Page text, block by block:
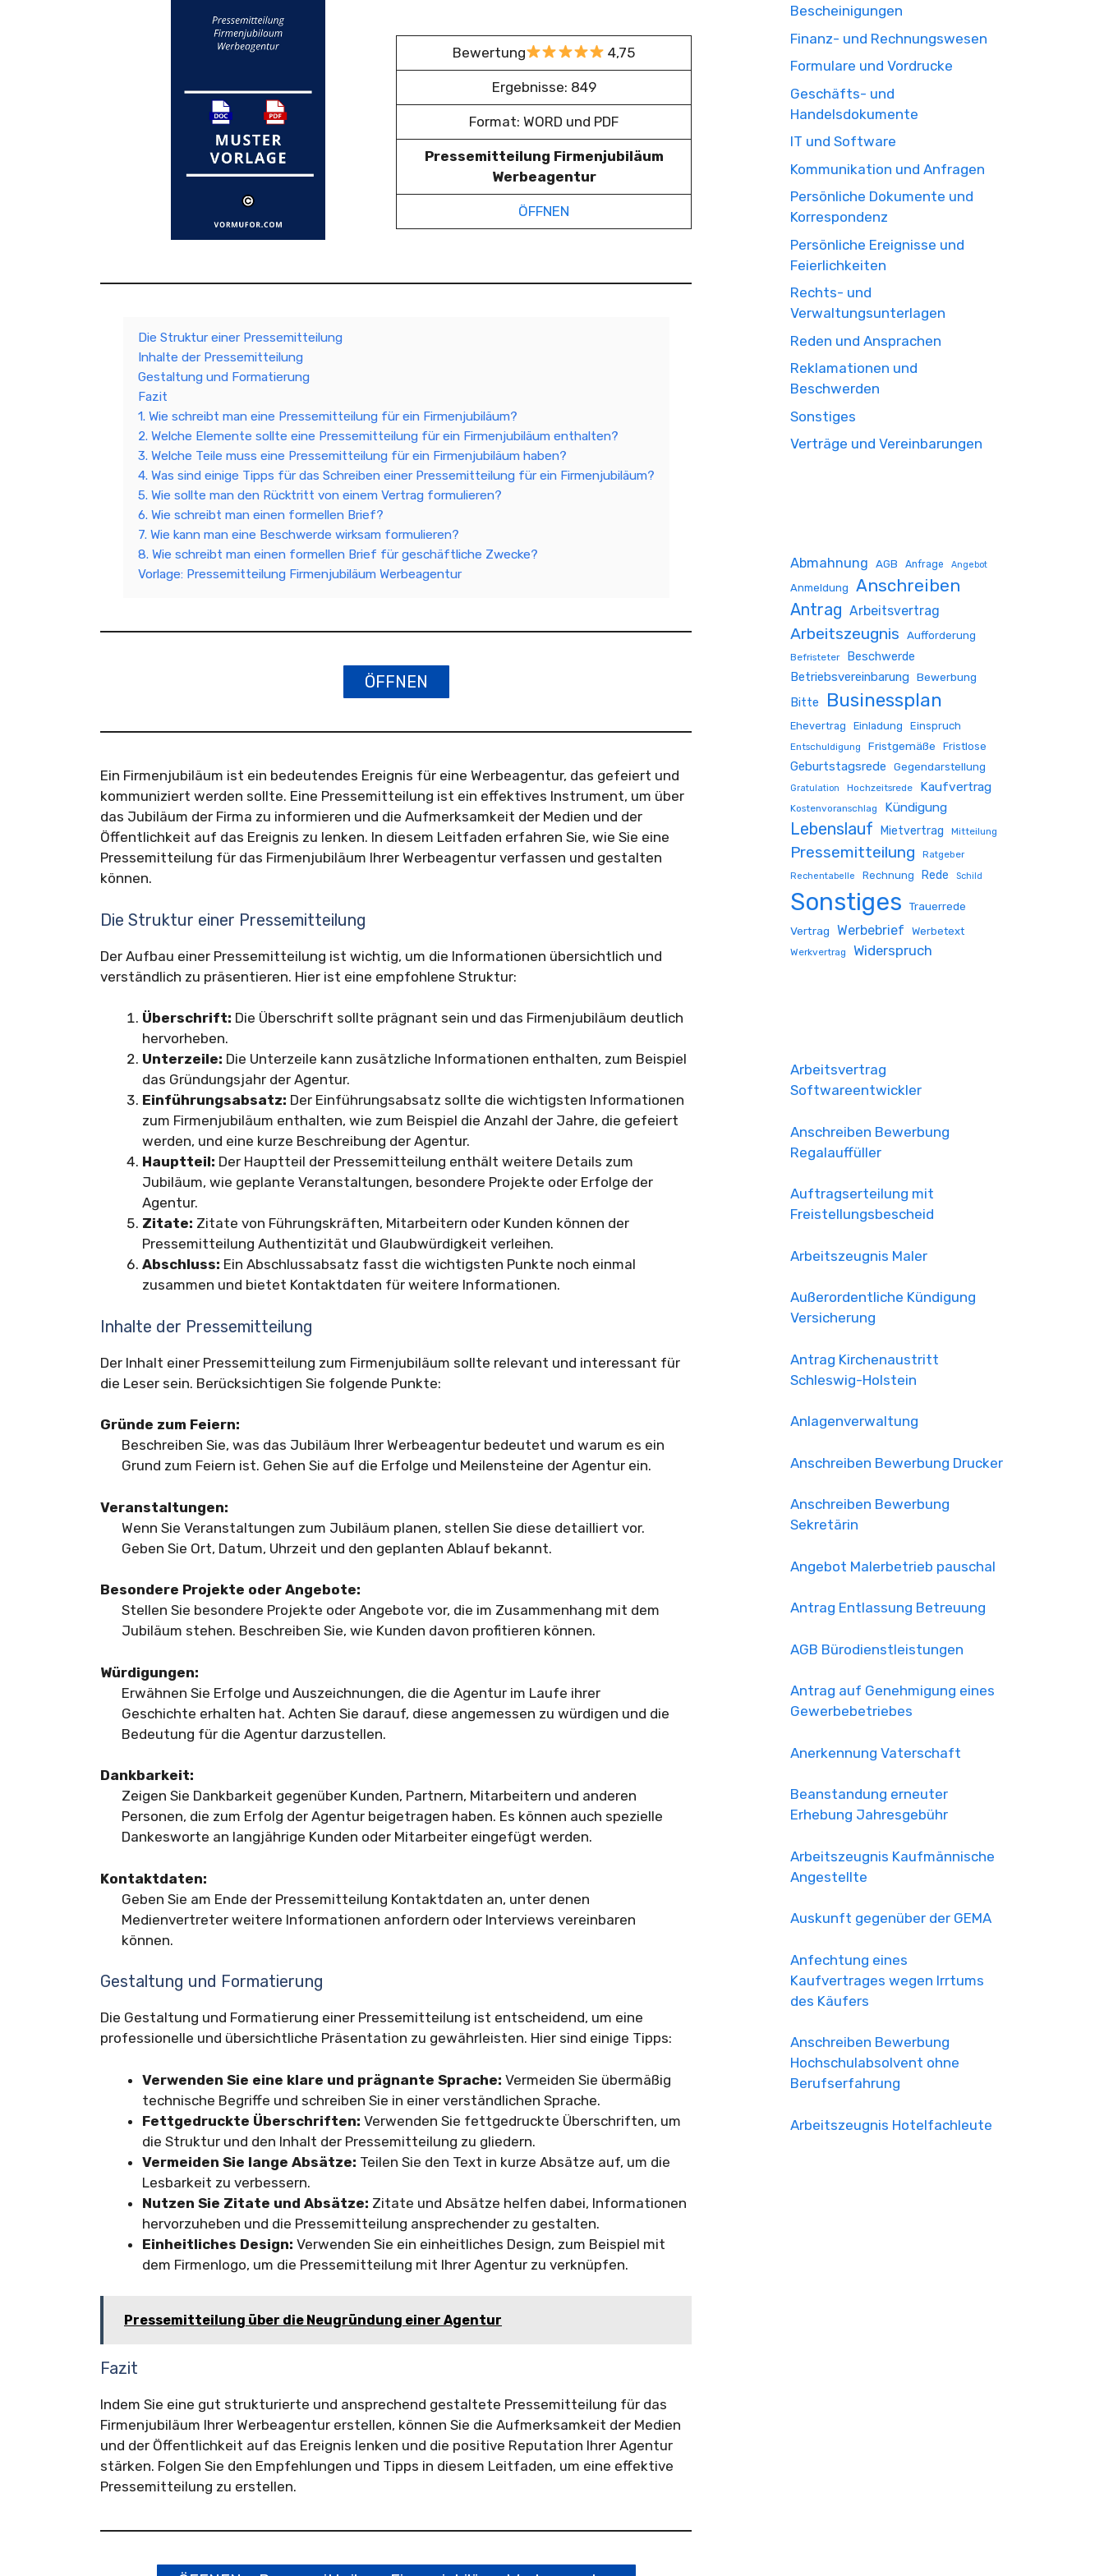
Bewertung 4,75
Ergebnisse: 849
Format: WORD und PDF
Pressemitteilung Firmenjubiläum
Werbeagentur
ÖFFNEN
Die Struktur einer Pressemitteilung
Inhalte der Pressemitteilung
Gestaltung und Formatierung
Fazit
1. Wie schreibt man eine Pressemitteilung für ein Firmenjubiläum?
2. Welche Elemente sollte eine Pressemitteilung für ein Firmenjubiläum enthalten?
3. Welche Teile muss eine Pressemitteilung für ein Firmenjubiläum haben?
4. Was sind einige Tipps für das Schreiben einer Pressemitteilung für ein Firmenjubiläum?
5. Wie sollte man den Rücktritt von einem Vertrag formulieren?
6. Wie schreibt man einen formellen Brief?
7. Wie kann man eine Beschwerde wirksam formulieren?
8. Wie schreibt man einen formellen Brief für geschäftliche Zwecke?
Vorlage: Pressemitteilung Firmenjubiläum Werbeagentur
ÖFFNEN
Ein Firmenjubiläum ist ein bedeutendes Ereignis für eine Werbeagentur, das gefeiert und
kommuniziert werden sollte. Eine Pressemitteilung ist ein effektives Instrument, um über
das Jubiläum der Firma zu informieren und die Aufmerksamkeit der Medien und der
Öffentlichkeit auf das Ereignis zu lenken. In diesem Leitfaden erfahren Sie, wie Sie eine
Pressemitteilung für das Firmenjubiläum Ihrer Werbeagentur verfassen und gestalten
können.
Die Struktur einer Pressemitteilung
Der Aufbau einer Pressemitteilung ist wichtig, um die Informationen übersichtlich und
verständlich zu präsentieren. Hier ist eine empfohlene Struktur:
Überschrift: Die Überschrift sollte prägnant sein und das Firmenjubiläum deutlich
hervorheben.
Unterzeile: Die Unterzeile kann zusätzliche Informationen enthalten, zum Beispiel
das Gründungsjahr der Agentur.
Einführungsabsatz: Der Einführungsabsatz sollte die wichtigsten Informationen
zum Firmenjubiläum enthalten, wie zum Beispiel die Anzahl der Jahre, die gefeiert
werden, und eine kurze Beschreibung der Agentur.
Hauptteil: Der Hauptteil der Pressemitteilung enthält weitere Details zum
Jubiläum, wie geplante Veranstaltungen, besondere Projekte oder Erfolge der
Agentur.
Zitate: Zitate von Führungskräften, Mitarbeitern oder Kunden können der
Pressemitteilung Authentizität und Glaubwürdigkeit verleihen.
Abschluss: Ein Abschlussabsatz fasst die wichtigsten Punkte noch einmal
zusammen und bietet Kontaktdaten für weitere Informationen.
Inhalte der Pressemitteilung
Der Inhalt einer Pressemitteilung zum Firmenjubiläum sollte relevant und interessant für
die Leser sein. Berücksichtigen Sie folgende Punkte:
Gründe zum Feiern:
Beschreiben Sie, was das Jubiläum Ihrer Werbeagentur bedeutet und warum es ein
Grund zum Feiern ist. Gehen Sie auf die Erfolge und Meilensteine der Agentur ein.
Veranstaltungen:
Wenn Sie Veranstaltungen zum Jubiläum planen, stellen Sie diese detailliert vor.
Geben Sie Ort, Datum, Uhrzeit und den geplanten Ablauf bekannt.
Besondere Projekte oder Angebote:
Stellen Sie besondere Projekte oder Angebote vor, die im Zusammenhang mit dem
Jubiläum stehen. Beschreiben Sie, wie Kunden davon profitieren können.
Würdigungen:
Erwähnen Sie Erfolge und Auszeichnungen, die die Agentur im Laufe ihrer
Geschichte erhalten hat. Achten Sie darauf, diese angemessen zu würdigen und die
Bedeutung für die Agentur darzustellen.
Dankbarkeit:
Zeigen Sie Dankbarkeit gegenüber Kunden, Partnern, Mitarbeitern und anderen
Personen, die zum Erfolg der Agentur beigetragen haben. Es können auch spezielle
Dankesworte an langjährige Kunden oder Mitarbeiter eingefügt werden.
Kontaktdaten:
Geben Sie am Ende der Pressemitteilung Kontaktdaten an, unter denen
Medienvertreter weitere Informationen anfordern oder Interviews vereinbaren
können.
Gestaltung und Formatierung
Die Gestaltung und Formatierung einer Pressemitteilung ist entscheidend, um eine
professionelle und übersichtliche Präsentation zu gewährleisten. Hier sind einige Tipps:
Verwenden Sie eine klare und prägnante Sprache: Vermeiden Sie übermäßig
technische Begriffe und schreiben Sie in einer verständlichen Sprache.
Fettgedruckte Überschriften: Verwenden Sie fettgedruckte Überschriften, um
die Struktur und den Inhalt der Pressemitteilung zu gliedern.
Vermeiden Sie lange Absätze: Teilen Sie den Text in kurze Absätze auf, um die
Lesbarkeit zu verbessern.
Nutzen Sie Zitate und Absätze: Zitate und Absätze helfen dabei, Informationen
hervorzuheben und die Pressemitteilung ansprechender zu gestalten.
Einheitliches Design: Verwenden Sie ein einheitliches Design, zum Beispiel mit
dem Firmenlogo, um die Pressemitteilung mit Ihrer Agentur zu verknüpfen.
Pressemitteilung über die Neugründung einer Agentur
Fazit
Indem Sie eine gut strukturierte und ansprechend gestaltete Pressemitteilung für das
Firmenjubiläum Ihrer Werbeagentur erstellen, können Sie die Aufmerksamkeit der Medien
und der Öffentlichkeit auf das Ereignis lenken und die positive Reputation Ihrer Agentur
stärken. Folgen Sie den Empfehlungen und Tipps in diesem Leitfaden, um eine effektive
Pressemitteilung zu erstellen.
Bescheinigungen
Finanz- und Rechnungswesen
Formulare und Vordrucke
Geschäfts- und
Handelsdokumente
IT und Software
Kommunikation und Anfragen
Persönliche Dokumente und
Korrespondenz
Persönliche Ereignisse und
Feierlichkeiten
Rechts- und
Verwaltungsunterlagen
Reden und Ansprachen
Reklamationen und
Beschwerden
Sonstiges
Verträge und Vereinbarungen
Abmahnung AGB Anfrage Angebot
Anmeldung Anschreiben
Antrag Arbeitsvertrag
Arbeitszeugnis Aufforderung
Befristeter
Beschwerde
Betriebsvereinbarung Bewerbung
Bitte Businessplan
Ehevertrag Einladung Einspruch
Entschuldigung Fristgemäße Fristlose
Geburtstagsrede Gegendarstellung
Gratulation Hochzeitsrede Kaufvertrag
Kostenvoranschlag Kündigung
Lebenslauf Mietvertrag Mitteilung
Pressemitteilung Ratgeber
Rechentabelle Rechnung Rede Schild
Sonstiges
Trauerrede
Vertrag
Werbebrief Werbetext
Werkvertrag Widerspruch
Arbeitsvertrag
Softwareentwickler
Anschreiben Bewerbung
Regalauffüller
Auftragserteilung mit
Freistellungsbescheid
Arbeitszeugnis Maler
Außerordentliche Kündigung
Versicherung
Antrag Kirchenaustritt
Schleswig-Holstein
Anlagenverwaltung
Anschreiben Bewerbung Drucker
Anschreiben Bewerbung
Sekretärin
Angebot Malerbetrieb pauschal
Antrag Entlassung Betreuung
AGB Bürodienstleistungen
Antrag auf Genehmigung eines
Gewerbebetriebes
Anerkennung Vaterschaft
Beanstandung erneuter
Erhebung Jahresgebühr
Arbeitszeugnis Kaufmännische
Angestellte
Auskunft gegenüber der GEMA
Anfechtung eines
Kaufvertrages wegen Irrtums
des Käufers
Anschreiben Bewerbung
Hochschulabsolvent ohne
Berufserfahrung
Arbeitszeugnis Hotelfachleute